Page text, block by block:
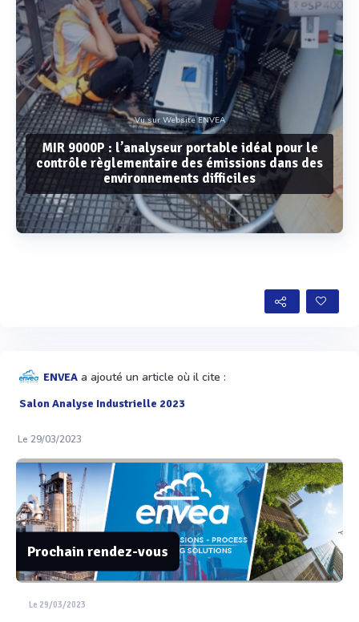
Vu sur Website ENVEA
MIR 9000P : l’analyseur portable idéal pour le
contrôle règlementaire des émissions dans des
environnements difficiles
ENVEA a ajouté un article où il cite :
Salon Analyse Industrielle 2023
Le 29/03/2023
Prochain rendez-vous
Le 29/03/2023